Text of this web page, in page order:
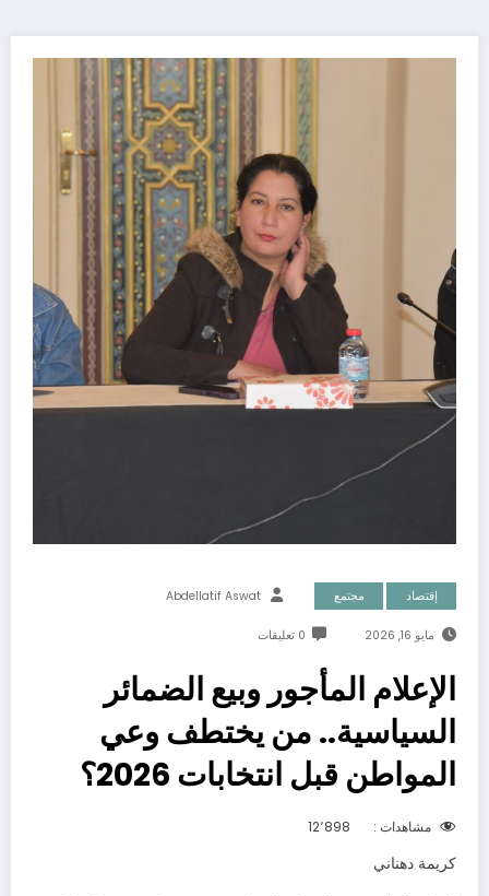
إقتصاد مجتمع Abdellatif Aswat
مايو 16, 2026 0 تعليقات
الإعلام المأجور وبيع الضمائر
السياسية.. من يختطف وعي
المواطن قبل انتخابات 2026؟
مشاهدات : 12٬898
كريمة دهناني